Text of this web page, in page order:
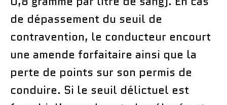
de dépassement du seuil de
contravention, le conducteur encourt
une amende forfaitaire ainsi que la
perte de points sur son permis de
conduire. Si le seuil délictuel est